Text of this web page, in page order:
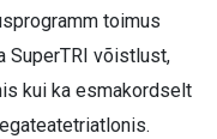
toimus
SuperTRI võistlust,
kui ka esmakordselt